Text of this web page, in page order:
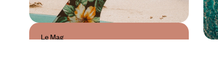
Le Mag